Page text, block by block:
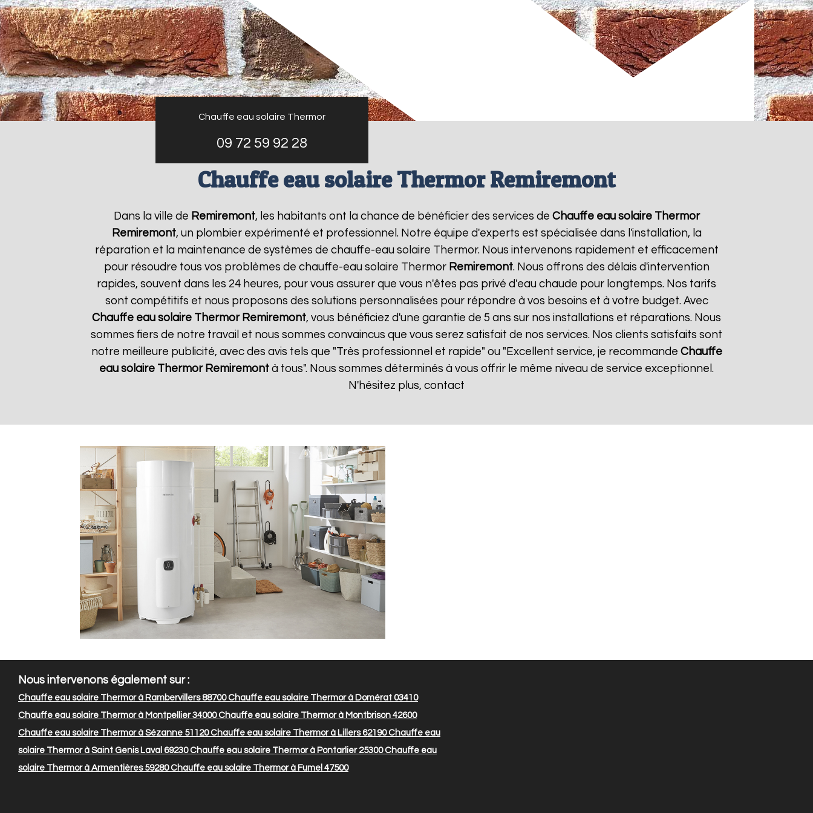
Chauffe eau solaire Thermor
09 72 59 92 28
Chauffe eau solaire Thermor Remiremont
Dans la ville de Remiremont, les habitants ont la chance de bénéficier des services de Chauffe eau solaire Thermor
Remiremont, un plombier expérimenté et professionnel. Notre équipe d'experts est spécialisée dans l'installation, la
réparation et la maintenance de systèmes de chauffe-eau solaire Thermor. Nous intervenons rapidement et efficacement
pour résoudre tous vos problèmes de chauffe-eau solaire Thermor Remiremont. Nous offrons des délais d'intervention
rapides, souvent dans les 24 heures, pour vous assurer que vous n'êtes pas privé d'eau chaude pour longtemps. Nos tarifs
sont compétitifs et nous proposons des solutions personnalisées pour répondre à vos besoins et à votre budget. Avec
Chauffe eau solaire Thermor Remiremont, vous bénéficiez d'une garantie de 5 ans sur nos installations et réparations. Nous
sommes fiers de notre travail et nous sommes convaincus que vous serez satisfait de nos services. Nos clients satisfaits sont
notre meilleure publicité, avec des avis tels que "Très professionnel et rapide" ou "Excellent service, je recommande Chauffe
eau solaire Thermor Remiremont à tous". Nous sommes déterminés à vous offrir le même niveau de service exceptionnel.
N'hésitez plus, contact
Nous intervenons également sur :
Chauffe eau solaire Thermor à Rambervillers 88700Chauffe eau solaire Thermor à Domérat 03410
Chauffe eau solaire Thermor à Montpellier 34000Chauffe eau solaire Thermor à Montbrison 42600
Chauffe eau solaire Thermor à Sézanne 51120Chauffe eau solaire Thermor à Lillers 62190Chauffe eau
solaire Thermor à Saint Genis Laval 69230Chauffe eau solaire Thermor à Pontarlier 25300Chauffe eau
solaire Thermor à Armentières 59280Chauffe eau solaire Thermor à Fumel 47500